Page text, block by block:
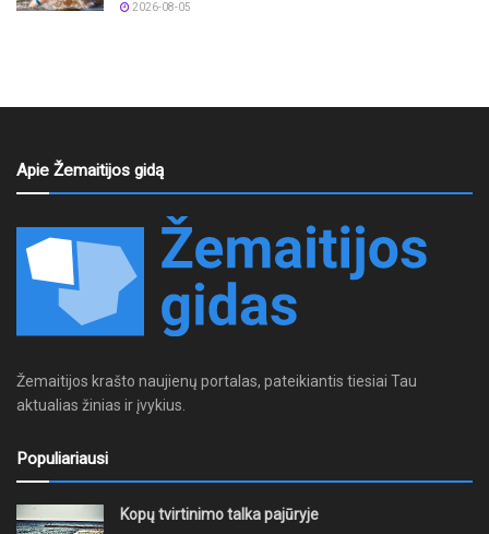
2026-08-05
Apie Žemaitijos gidą
Žemaitijos krašto naujienų portalas, pateikiantis tiesiai Tau
aktualias žinias ir įvykius.
Populiariausi
Kopų tvirtinimo talka pajūryje